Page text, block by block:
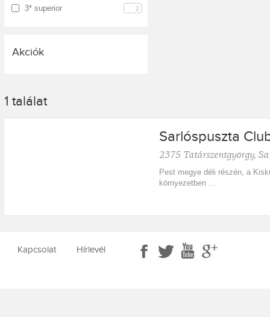
3* superior
2
Akciók
1 találat
Sarlóspuszta
2375 Tatárszentgyörgy,
Pest megye déli részén, a
környezetben …
Kapcsolat Hírlevél